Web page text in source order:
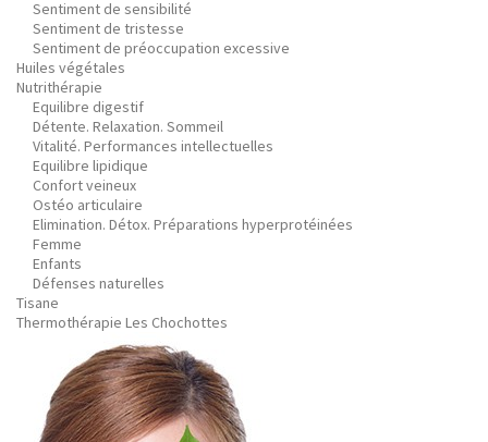
Sentiment de sensibilité
Sentiment de tristesse
Sentiment de préoccupation excessive
Huiles végétales
Nutrithérapie
Equilibre digestif
Détente. Relaxation. Sommeil
Vitalité. Performances intellectuelles
Equilibre lipidique
Confort veineux
Ostéo articulaire
Elimination. Détox. Préparations hyperprotéinées
Femme
Enfants
Défenses naturelles
Tisane
Thermothérapie Les Chochottes